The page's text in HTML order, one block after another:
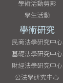
學術活動剪影
學生活動
學術研究
民商法學研究中心
基礎法學研究中心
財經法學研究中心
公法學研究中心